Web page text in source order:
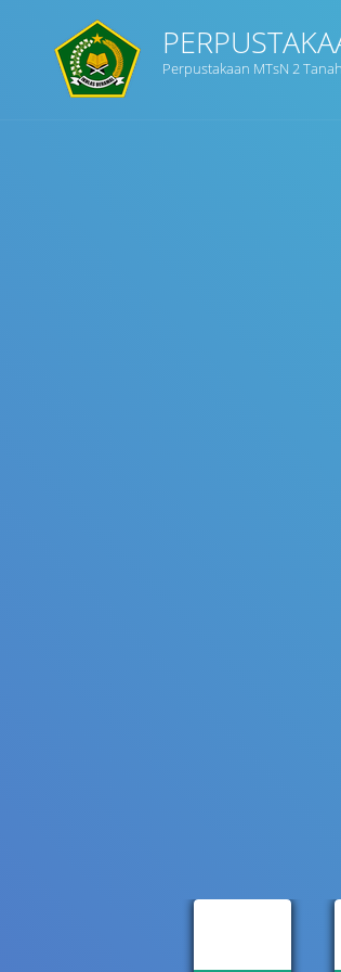
Perpustakaan MTsN 2